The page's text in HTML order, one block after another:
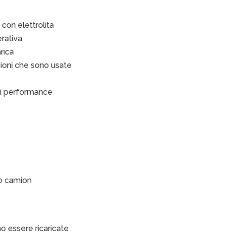
con elettrolita
che sono usate
performance
camion
essere ricaricate